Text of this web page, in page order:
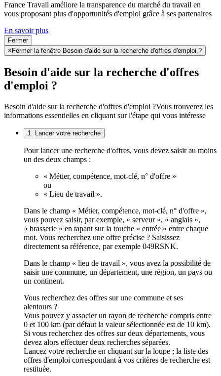
France Travail améliore la transparence du marché du travail en
vous proposant plus d'opportunités d'emploi grâce à ses partenaires
En savoir plus
Fermer
× Fermer la fenêtre Besoin d'aide sur la recherche d'offres d'emploi ?
Besoin d'aide sur la recherche d'offres
d'emploi ?
Besoin d'aide sur la recherche d'offres d'emploi ?Vous trouverez les
informations essentielles en cliquant sur l'étape qui vous intéresse
1. Lancer votre recherche
Pour lancer une recherche d'offres, vous devez saisir au moins
un des deux champs :
« Métier, compétence, mot-clé, n° d'offre »
ou
« Lieu de travail ».
Dans le champ « Métier, compétence, mot-clé, n° d'offre »,
vous pouvez saisir, par exemple, « serveur », « anglais »,
« brasserie » en tapant sur la touche « entrée » entre chaque
mot. Vous recherchez une offre précise ? Saisissez
directement sa référence, par exemple 049RSNK.
Dans le champ « lieu de travail », vous avez la possibilité de
saisir une commune, un département, une région, un pays ou
un continent.
Vous recherchez des offres sur une commune et ses
alentours ?
Vous pouvez y associer un rayon de recherche compris entre
0 et 100 km (par défaut la valeur sélectionnée est de 10 km).
Si vous recherchez des offres sur deux départements, vous
devez alors effectuer deux recherches séparées.
Lancez votre recherche en cliquant sur la loupe ; la liste des
offres d'emploi correspondant à vos critères de recherche est
restituée.